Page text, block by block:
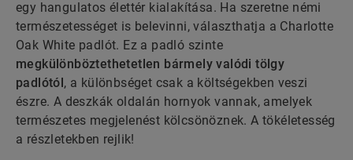
egy hangulatos élettér kialakítása. Ha szeretne némi
természetességet is belevinni, választhatja a Charlotte
Oak White padlót. Ez a padló szinte
megkülönböztethetetlen bármely valódi tölgy
padlótól , a különbséget csak a költségekben veszi
észre. A deszkák oldalán hornyok vannak, amelyek
természetes megjelenést kölcsönöznek. A tökéletesség
a részletekben rejlik!